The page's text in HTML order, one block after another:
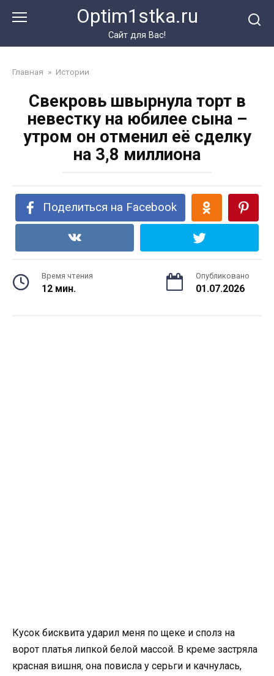
Optim1stka.ru
Сайт для Вас!
Главная » Истории
Свекровь швырнула торт в
невестку на юбилее сына –
утром он отменил её сделку
на 3,8 миллиона
Поделиться на Facebook
Время чтения
12 мин.
Опубликовано
01.07.2026
Кусок бисквита ударил меня по щеке и сполз на
ворот платья липкой белой массой. В креме застряла
красная вишня, она повисла у серьги и качнулась,